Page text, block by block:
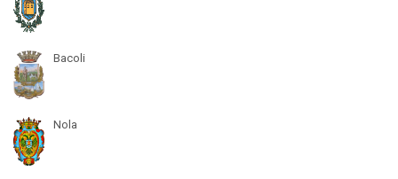
Bacoli
Nola